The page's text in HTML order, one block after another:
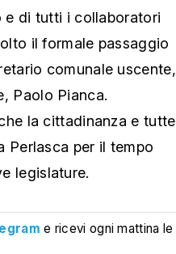
e di tutti i collaboratori
il formale passaggio
comunale uscente,
Paolo Pianca.
la cittadinanza e tutte
Perlasca per il tempo
legislature.
e ricevi ogni mattina le